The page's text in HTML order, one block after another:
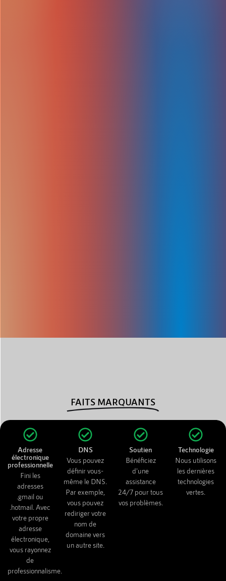
Adresse
électronique
professionnelle
Fini les
adresses
.gmail ou
.hotmail. Avec
votre propre
adresse
électronique,
vous rayonnez
de
professionnalisme.
DNS
Vous pouvez
définir vous-
même le DNS.
Par exemple,
vous pouvez
rediriger votre
nom de
domaine vers
un autre site.
Soutien
Bénéficiez
d'une
assistance
24/7 pour tous
vos problèmes.
Technologie
Nous utilisons
les dernières
technologies
vertes.
FAITS MARQUANTS